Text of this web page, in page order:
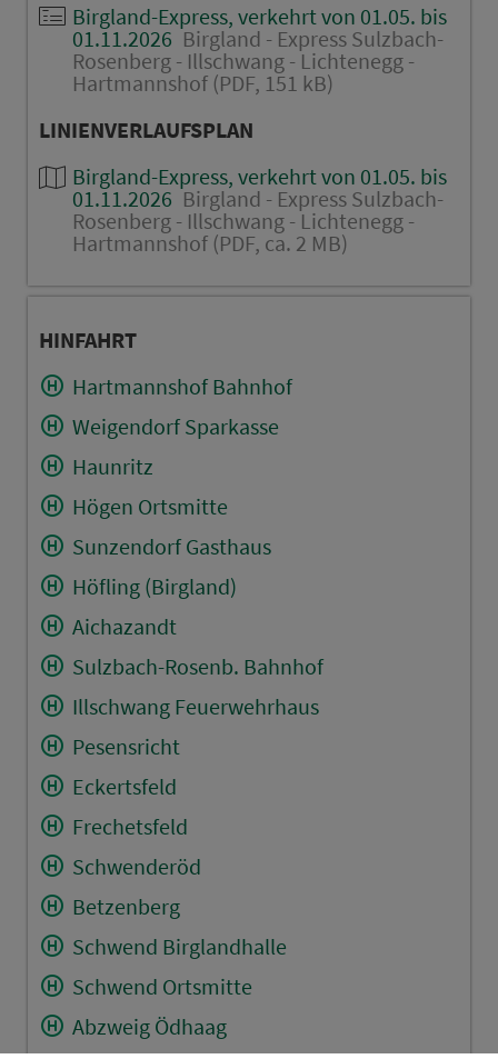
Birgland-Express, verkehrt von 01.05. bis
01.11.2026 Birgland - Express Sulzbach-
Rosenberg - Illschwang - Lichtenegg -
Hartmannshof (PDF, 151 kB)
LINIENVERLAUFSPLAN
Birgland-Express, verkehrt von 01.05. bis
01.11.2026 Birgland - Express Sulzbach-
Rosenberg - Illschwang - Lichtenegg -
Hartmannshof (PDF, ca. 2 MB)
HINFAHRT
Hartmannshof Bahnhof
Weigendorf Sparkasse
Haunritz
Högen Ortsmitte
Sunzendorf Gasthaus
Höfling (Birgland)
Aichazandt
Sulzbach-Rosenb. Bahnhof
Illschwang Feuerwehrhaus
Pesensricht
Eckertsfeld
Frechetsfeld
Schwenderöd
Betzenberg
Schwend Birglandhalle
Schwend Ortsmitte
Abzweig Ödhaag